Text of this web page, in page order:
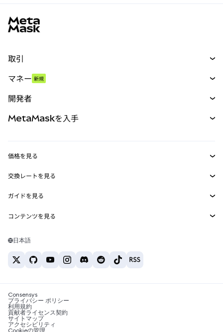
取引
パーペチュアル
RWA
マネー 新規
開発者
MetaMask Connect
Snaps
Web3サービス
MetaMaskを入手
セキュリティ
サポート
キャリア
お問い合わせ
価格を見る
イーサリアムの価格
Solanaの価格
Tetherの価格
交換レートを見る
ETH→USD
USDT→INR
BTC→INR
ETH→USDT
ガイドを見る
ETHの購入
USDTの購入
SHIBの購入
BNBの購入
コンテンツを見る
Solanaウォレット
税制関連ニュース
暗号資産の購入方法は？
ビットコインを売るには？
日本語
Consensys
プライバシー ポリシー
利用規約
貢献者ライセンス契約
サイトマップ
アクセシビリティ
Cookieの管理